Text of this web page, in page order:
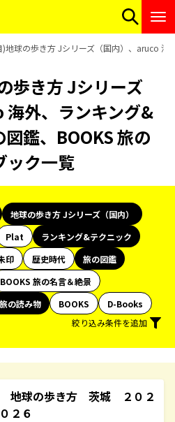
)地球の歩き方 Jシリーズ（国内）、aruco
歩き方 Jシリーズ
海外、ランキング&
鑑、BOOKS 旅の
ック一覧
地球の歩き方 Jシリーズ（国内）
Plat
ランキング&テクニック
印 歴史時代
旅の図鑑
BOOKS 旅の名言＆絶景
の読み物 BOOKS
D-Books
絞り込み条件を追加
地球の歩き方 茨城 ２０２
２６